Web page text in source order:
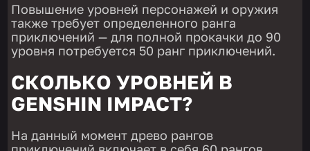
Повышение уровней персонажей и оружия
также требует определенного ранга
приключений — для полной прокачки до 90
уровня потребуется 50 ранг приключений.
СКОЛЬКО УРОВНЕЙ В
GENSHIN IMPACT?
На данный момент древо рангов